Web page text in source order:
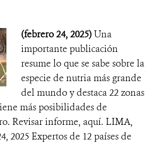
(febrero 24, 2025)Una
importante publicación
resume lo que se sabe sobre la
especie de nutria más grande
del mundo y destaca 22 zonas
más posibilidades de
Revisar informe, aquí. LIMA,
2025 Expertos de 12 países de